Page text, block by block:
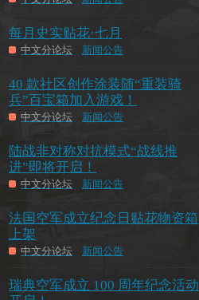
每月史实贴花·七月
中文分论坛 新闻公告
40 款社区创作涂装随“重装骑
兵”百宝箱加入游戏！
中文分论坛 新闻公告
陆战非对称对抗模式“战线推
进”即将开启！
中文分论坛 新闻公告
法国空军成立纪念日贴花物资箱
上架
中文分论坛 新闻公告
瑞典空军成立 100 周年纪念活动